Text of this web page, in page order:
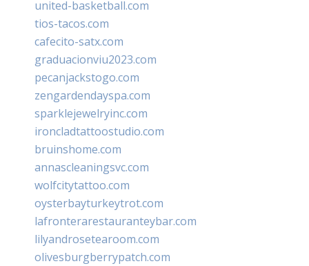
united-basketball.com
tios-tacos.com
cafecito-satx.com
graduacionviu2023.com
pecanjackstogo.com
zengardendayspa.com
sparklejewelryinc.com
ironcladtattoostudio.com
bruinshome.com
annascleaningsvc.com
wolfcitytattoo.com
oysterbayturkeytrot.com
lafronterarestauranteybar.com
lilyandrosetearoom.com
olivesburgberrypatch.com